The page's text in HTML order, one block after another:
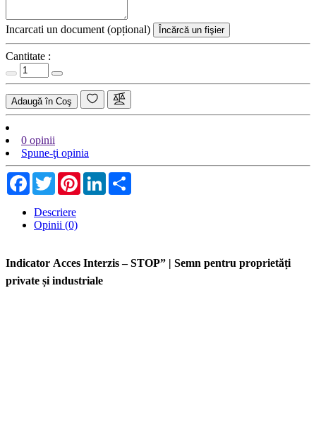
Incarcati un document (opțional) Încărcă un fişier
Cantitate :
Adaugă în Coş
0 opinii
Spune-ţi opinia
Facebook
TwitterPinterestLinkedIn
Descriere
Opinii (0)
Indicator Acces Interzis – STOP” | Semn pentru proprietăți
private și industriale